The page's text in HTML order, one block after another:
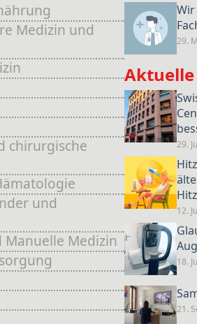
Medizin und
chirurgische
und
Medizin
29.
29.
12.
18.
21.